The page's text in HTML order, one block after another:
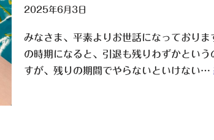
2025年6月3日
みなさま、平素よりお世話になっており
の時期になると、引退も残りわずかとい
すが、残りの期間でやらないといけない…